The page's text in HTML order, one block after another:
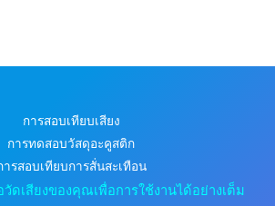
การสอบเทียบเสียง
การทดสอบวัสดุอะคูสติก
ารสอบเทียบการสั่นสะเทือน
วัดเสียงของคุณเพื่อการใช้งานได้อย่างเต็ม